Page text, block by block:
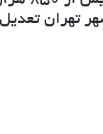
تهران